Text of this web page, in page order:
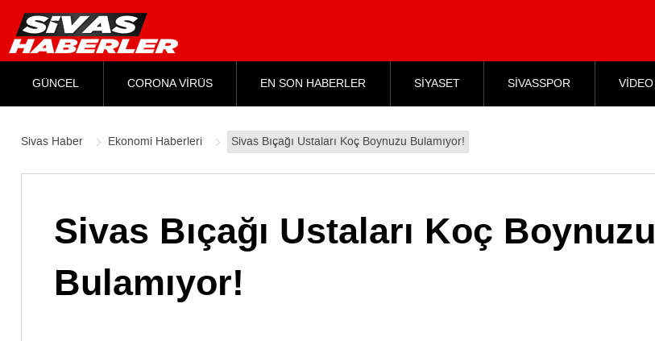
GÜNCEL CORONA VİRÜS EN SON HABERLER SİYASET SİVASSPOR VİDEO
Sivas Haber Ekonomi Haberleri Sivas Bıçağı Ustaları Koç Boynuzu Bulamıyor!
Sivas Bıçağı Ustaları Koç Boynuzu
Bulamıyor!